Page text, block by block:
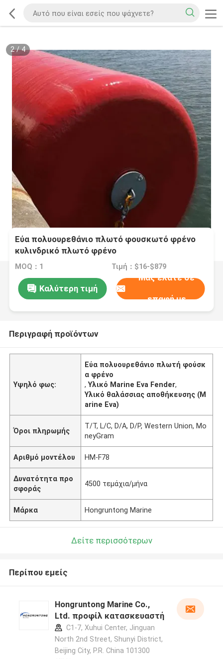
2/4
Εύα πολυουρεθάνιο πλωτό φουσκωτό φρένο
κυλινδρικό πλωτό φρένο
MOQ：1 Τιμή：$16-$879
Καλύτερη τιμή
Μας ελάτε σε
επαφή με
Περιγραφή προϊόντων
Υψηλό φως:
Εύα πολυουρεθάνιο πλωτή φούσκ
α φρένο
,Υλικό Marine Eva Fender,
Υλικό θαλάσσιας αποθήκευσης (M
arine Eva)
Όροι πληρωμής
T/T, L/C, D/A, D/P, Western Union, Mo
neyGram
Αριθμό μοντέλου HM-F78
Δυνατότητα προ
σφοράς
4500 τεμάχια/μήνα
Μάρκα Hongruntong Marine
Δείτε περισσότερων
Περίπου εμείς
Hongruntong Marine Co.,
Ltd. προφίλ κατασκευαστή
C1-7, Xuhui Center, Jinguan
North 2nd Street, Shunyi District,
Beijing City, P.R. China 101300